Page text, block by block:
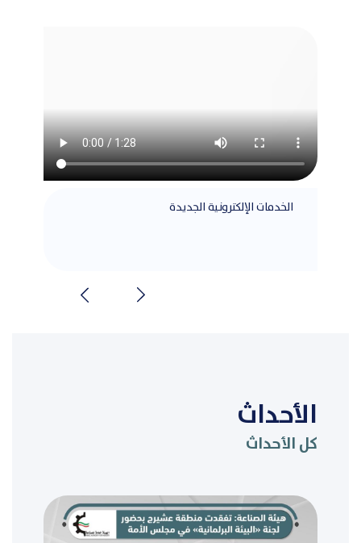
الخدمات الإلكترونية الجديدة
الأحداث
كل الأحداث